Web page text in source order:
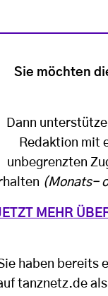
Sie möchten
Dann
Redaktion mit
unbegrenzten
(Monats-
MEHR
haben bereits
tanznetz.de